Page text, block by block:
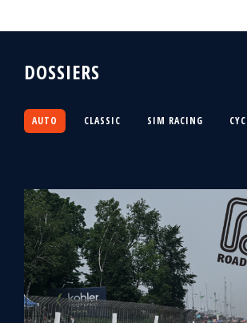
DOSSIERS
AUTO CLASSIC SIM RACING